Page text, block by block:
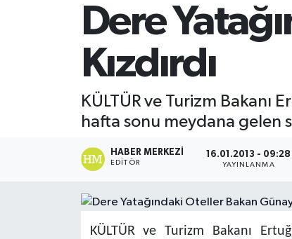
Dere
Kızdırdı
KÜLTÜR ve Turizm
hafta sonu meydana gelen
HABER MERKEZI
EDITÖR
16.01.2013 - 09:28
YAYINLANMA
KÜLTÜR ve Turizm Bakanı